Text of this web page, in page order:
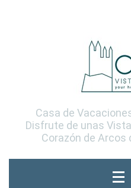
Casa de
Disfrute de unas
Corazón de Arcos